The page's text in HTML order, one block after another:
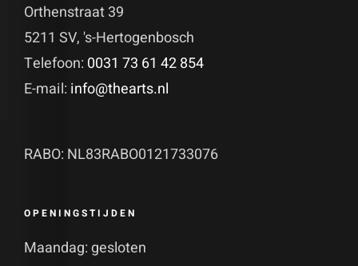
Orthenstraat 39
5211 SV, 's-Hertogenbosch
Telefoon: 0031 73 61 42 854
E-mail: info@thearts.nl
RABO: NL83RABO0121733076
OPENINGSTIJDEN
Maandag: gesloten